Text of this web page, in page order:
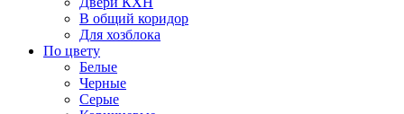
В общий коридор
Для хозблока
По цвету
Белые
Черные
Серые